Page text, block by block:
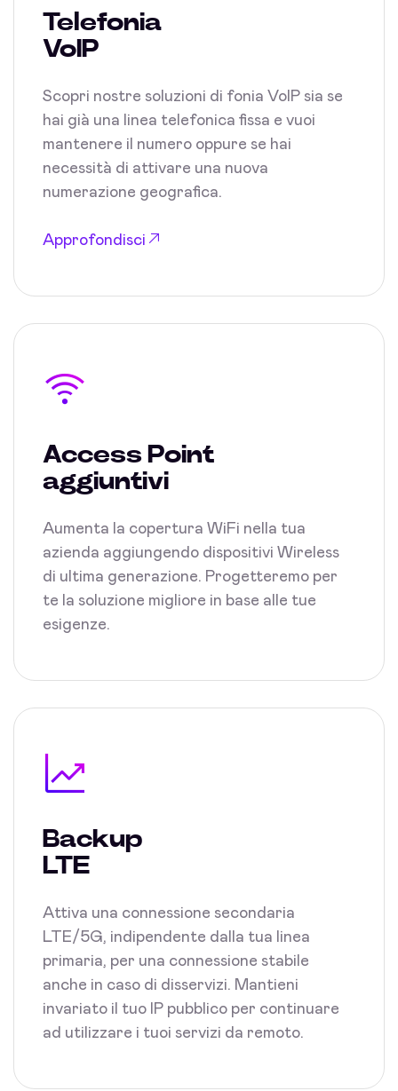
Telefonia
VoIP
Scopri nostre soluzioni di fonia VoIP sia se
hai già una linea telefonica fissa e vuoi
mantenere il numero oppure se hai
necessità di attivare una nuova
numerazione geografica.
Approfondisci
Access Point
aggiuntivi
Aumenta la copertura WiFi nella tua
azienda aggiungendo dispositivi Wireless
di ultima generazione. Progetteremo per
te la soluzione migliore in base alle tue
esigenze.
Backup
LTE
Attiva una connessione secondaria
LTE/5G, indipendente dalla tua linea
primaria, per una connessione stabile
anche in caso di disservizi. Mantieni
invariato il tuo IP pubblico per continuare
ad utilizzare i tuoi servizi da remoto.